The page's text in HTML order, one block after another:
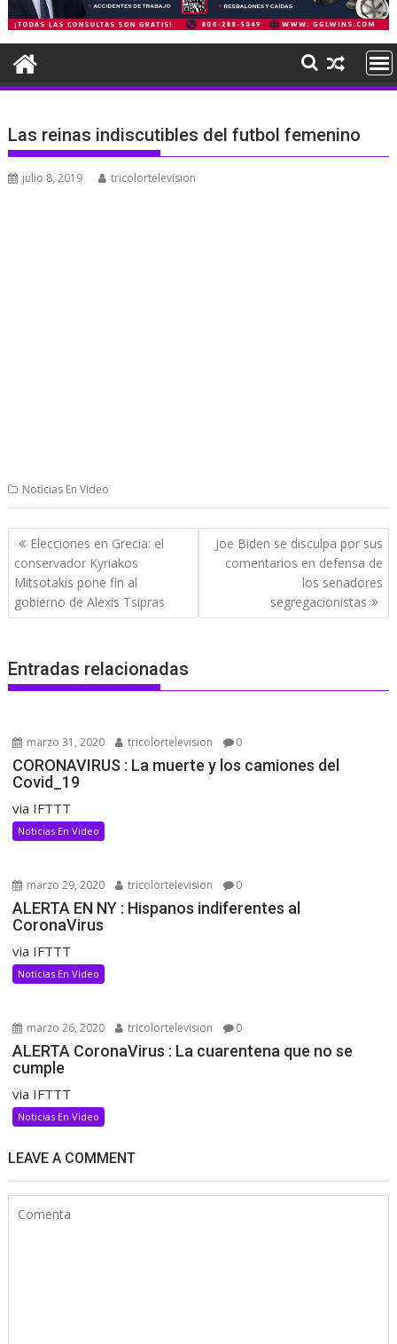
Las reinas indiscutibles del futbol femenino
julio 8, 2019 tricolortelevision
Noticias En Video
Navegación
de
entradas
Elecciones en Grecia: el
conservador Kyriakos
Mitsotakis pone fin al
gobierno de Alexis Tsipras
Joe Biden se disculpa por sus
comentarios en defensa de
los senadores
segregacionistas
Entradas relacionadas
marzo 31, 2020 tricolortelevision 0
CORONAVIRUS : La muerte y los camiones del
Covid_19
via IFTTT
Noticias En Video
marzo 29, 2020 tricolortelevision 0
ALERTA EN NY : Hispanos indiferentes al
CoronaVirus
via IFTTT
Noticias En Video
marzo 26, 2020 tricolortelevision 0
ALERTA CoronaVirus : La cuarentena que no se
cumple
via IFTTT
Noticias En Video
LEAVE A COMMENT